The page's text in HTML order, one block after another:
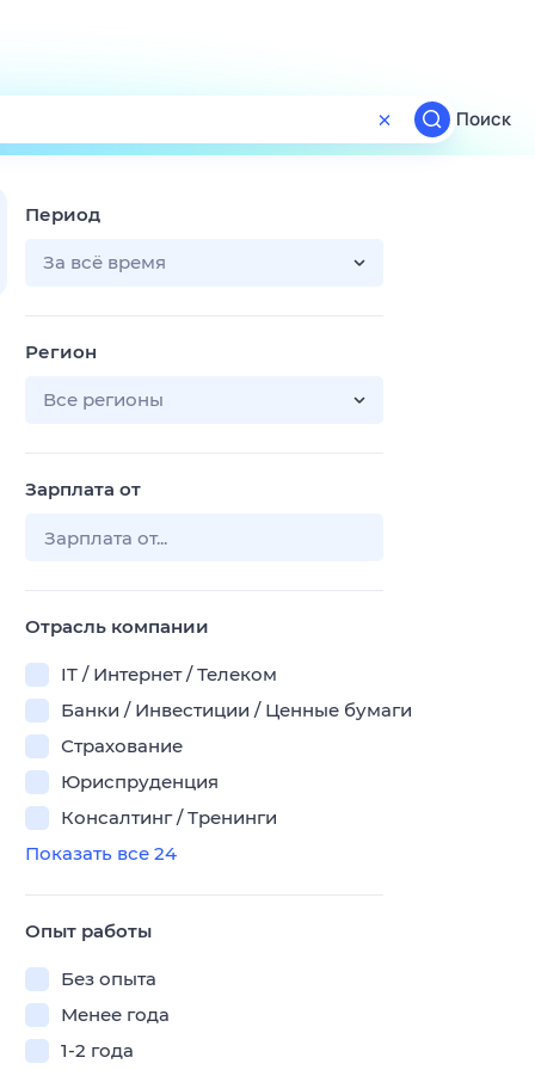
Поиск
ТВ-программа
Поиск
Период
За всё время
Регион
Все регионы
Зарплата от
Отрасль компании
IT / Интернет / Телеком
Банки / Инвестиции / Ценные бумаги
Страхование
Юриспруденция
Консалтинг / Тренинги
Показать все 24
Опыт работы
Без опыта
Менее года
1-2 года